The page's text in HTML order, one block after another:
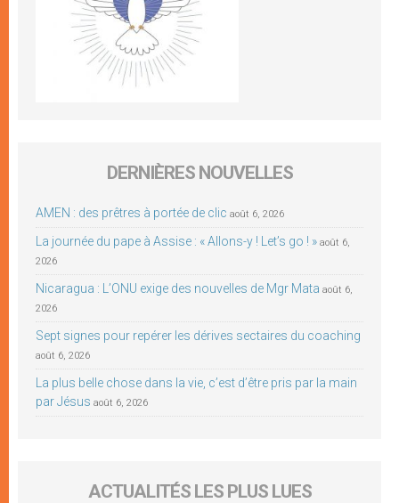
DERNIÈRES NOUVELLES
AMEN : des prêtres à portée de clic août 6, 2026
La journée du pape à Assise : « Allons-y ! Let’s go ! » août 6,
2026
Nicaragua : L’ONU exige des nouvelles de Mgr Mata août 6,
2026
Sept signes pour repérer les dérives sectaires du coaching
août 6, 2026
La plus belle chose dans la vie, c’est d’être pris par la main
par Jésus août 6, 2026
ACTUALITÉS LES PLUS LUES